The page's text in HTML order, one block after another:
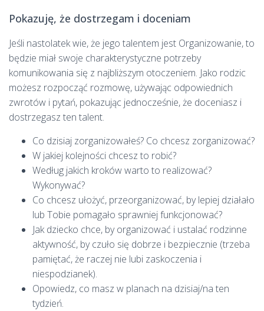
Pokazuję, że dostrzegam i doceniam
Jeśli nastolatek wie, że jego talentem jest Organizowanie, to
będzie miał swoje charakterystyczne potrzeby
komunikowania się z najbliższym otoczeniem. Jako rodzic
możesz rozpocząć rozmowę, używając odpowiednich
zwrotów i pytań, pokazując jednocześnie, że doceniasz i
dostrzegasz ten talent.
Co dzisiaj zorganizowałeś? Co chcesz zorganizować?
W jakiej kolejności chcesz to robić?
Według jakich kroków warto to realizować?
Wykonywać?
Co chcesz ułożyć, przeorganizować, by lepiej działało
lub Tobie pomagało sprawniej funkcjonować?
Jak dziecko chce, by organizować i ustalać rodzinne
aktywność, by czuło się dobrze i bezpiecznie (trzeba
pamiętać, że raczej nie lubi zaskoczenia i
niespodzianek).
Opowiedz, co masz w planach na dzisiaj/na ten
tydzień.